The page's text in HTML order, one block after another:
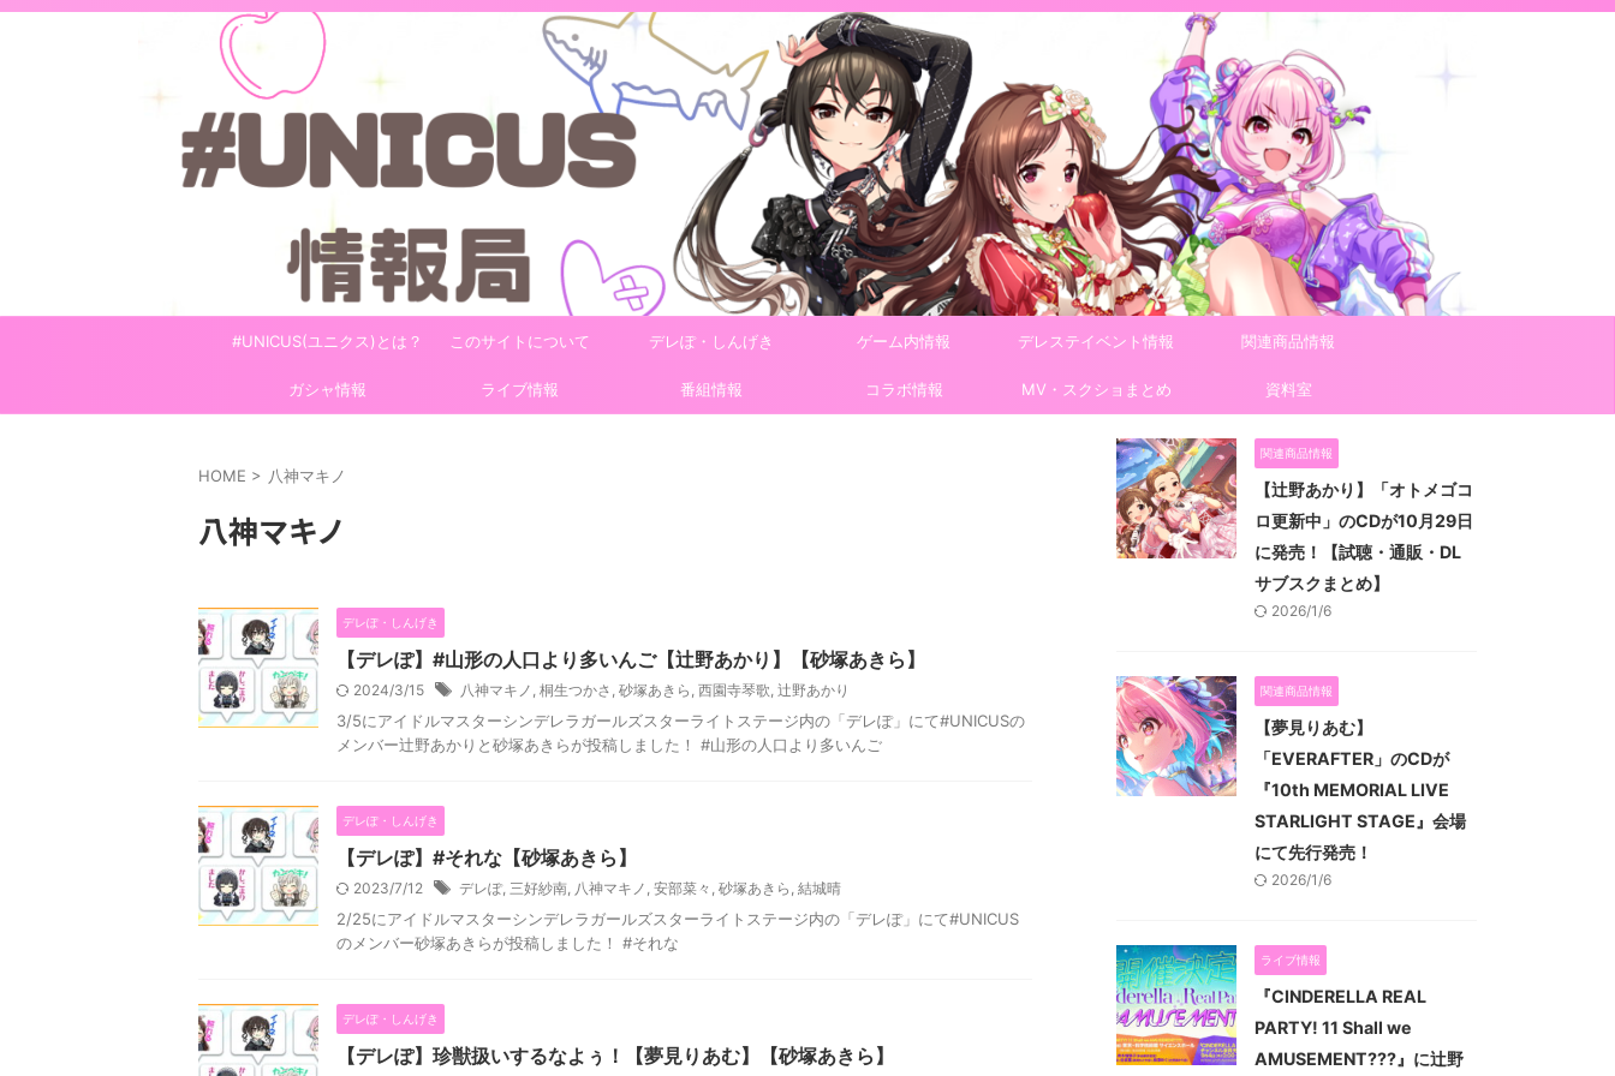
#UNICUS(ユニクス)とは？ このサイトについて デレぽ・しんげき ゲーム内情報 デレステイベント情報 関連商品情報
ガシャ情報 ライブ情報 番組情報 コラボ情報 MV・スクショまとめ 資料室
HOME > 八神マキノ
八神マキノ
デレぽ・しんげき
【デレぽ】#山形の人口より多いんご【辻野あかり】【砂塚あきら】
2024/3/15 八神マキノ , 桐生つかさ , 砂塚あきら , 西園寺琴歌, 辻野あかり
3/5にアイドルマスターシンデレラガールズスターライトステージ内の「デレぽ」にて#UNICUSの
メンバー辻野あかりと砂塚あきらが投稿しました！ #山形の人口より多いんご
デレぽ・しんげき
【デレぽ】#それな【砂塚あきら】
2023/7/12 デレぽ, 三好紗南, 八神マキノ , 安部菜々 , 砂塚あきら , 結城晴
2/25にアイドルマスターシンデレラガールズスターライトステージ内の「デレぽ」にて#UNICUS
のメンバー砂塚あきらが投稿しました！ #それな
デレぽ・しんげき
【デレぽ】珍獣扱いするなよぅ！【夢見りあむ】【砂塚あきら】
関連商品情報
【辻野あかり】「オトメゴコ
ロ更新中」のCDが10月29日
に発売！【試聴・通販・DL
サブスクまとめ】
2026/1/6
関連商品情報
【夢見りあむ】
「EVERAFTER」のCDが
『10th MEMORIAL LIVE
STARLIGHT STAGE』会場
にて先行発売！
2026/1/6
ライブ情報
『CINDERELLA REAL
PARTY! 11 Shall we
AMUSEMENT???』に辻野